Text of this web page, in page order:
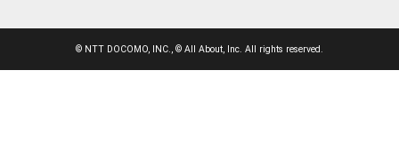
© NTT DOCOMO, INC., © All About, Inc. All rights reserved.